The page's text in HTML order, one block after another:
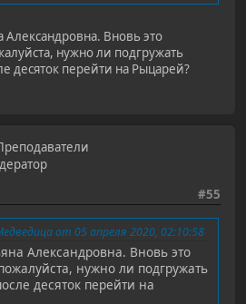
Вновь это
нужно ли подгружать
десяток перейти на Рыцарей?
#55
от 05 апреля 2020, 02:10:58
Александровна. Вновь это
нужно ли подгружать
десяток перейти на